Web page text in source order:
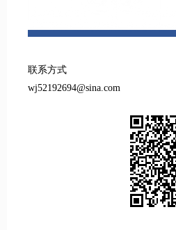
联系方式
wj52192694@sina.com